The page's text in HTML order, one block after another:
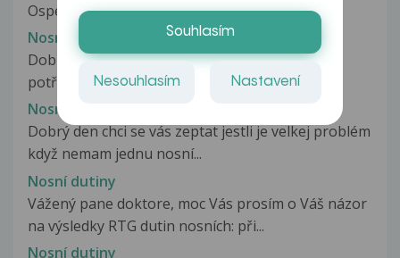
Ospen 750 sirup, mel dle...
Nosní cysta
Dobrý den,dnes jsem se dozvěla.Dobrý den
potřebovala bych poradit jsem dost...
Nosní dutina
Dobrý den chci se vás zeptat jestli je velkej problém
když nemam jednu nosní...
Nosní dutiny
Vážený pane doktore, moc Vás prosím o Váš názor
na výsledky RTG dutin nosních: při...
Nosní dutiny
Souhlasím
Nesouhlasím Nastavení